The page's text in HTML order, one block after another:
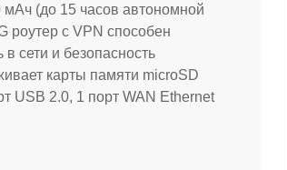
(до 15 часов автономной
роутер с VPN способен
сети и безопасность
карты памяти microSD
USB 2.0, 1 порт WAN Ethernet